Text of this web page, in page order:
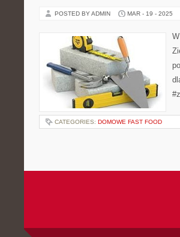
POSTED BY ADMIN MAR - 19 - 2025
CATEGORIES: DOMOWE FAST FOOD